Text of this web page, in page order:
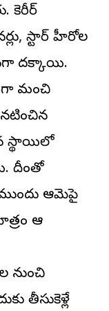
కెరీర్
స్టార్ హీరోల
దక్కాయి.
మంచి
స్థాయిలో
దీంతో
ఆమెపై
ఆ
నుంచి
తీసుకెళ్లే